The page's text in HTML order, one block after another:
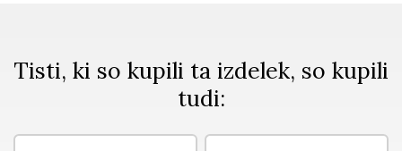
Tisti, ki so kupili ta izdelek, so kupili
tudi: